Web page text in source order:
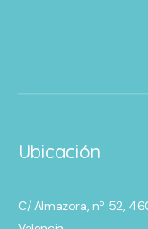
Ubicación
C/ Almazora, nº 52,